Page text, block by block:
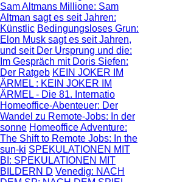
Sam Altmans Millione: Sam
Altman sagt es seit Jahren:
Künstlic Bedingungsloses Grun:
Elon Musk sagt es seit Jahren,
und seit Der Ursprung und die:
Im Gespräch mit Doris Siefen:
Der Ratgeb KEIN JOKER IM
ÄRMEL : KEIN JOKER IM
ÄRMEL - Die 81. Internatio
Homeoffice-Abenteuer: Der
Wandel zu Remote-Jobs: In der
sonne Homeoffice Adventure:
The Shift to Remote Jobs: In the
sun-ki SPEKULATIONEN MIT
BI : SPEKULATIONEN MIT
BILDERN D Venedig: NACH